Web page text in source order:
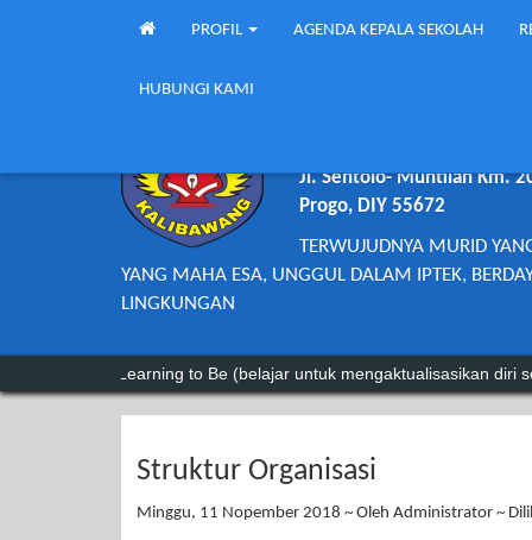
PROFIL AGENDA KEPALA SEKOLAH
HUBUNGI KAMI
Jl. Sentolo- Muntilan Km.
Progo, DIY 55672
TERWUJUDNYA MURID
YANG MAHA ESA, UNGGUL DALAM IPTEK,
LINGKUNGAN
3. Learning to Be (belajar untuk mengaktualisasikan diri sebagai
Struktur Organisasi
Minggu, 11 Nopember 2018 ~ Oleh Administrator ~